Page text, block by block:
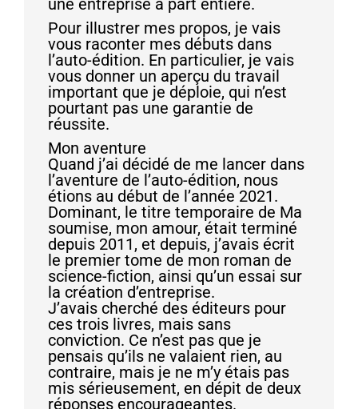
Pour illustrer mes propos, je vais
vous raconter mes débuts dans
l’auto-édition. En particulier, je vais
vous donner un aperçu du travail
important que je déploie, qui n’est
pourtant pas une garantie de
réussite.
Mon aventure
Quand j’ai décidé de me lancer dans
l’aventure de l’auto-édition, nous
étions au début de l’année 2021.
Dominant, le titre temporaire de Ma
soumise, mon amour, était terminé
depuis 2011, et depuis, j’avais écrit
le premier tome de mon roman de
science-fiction, ainsi qu’un essai sur
la création d’entreprise.
J’avais cherché des éditeurs pour
ces trois livres, mais sans
conviction. Ce n’est pas que je
pensais qu’ils ne valaient rien, au
contraire, mais je ne m’y étais pas
mis sérieusement, en dépit de deux
réponses encourageantes.